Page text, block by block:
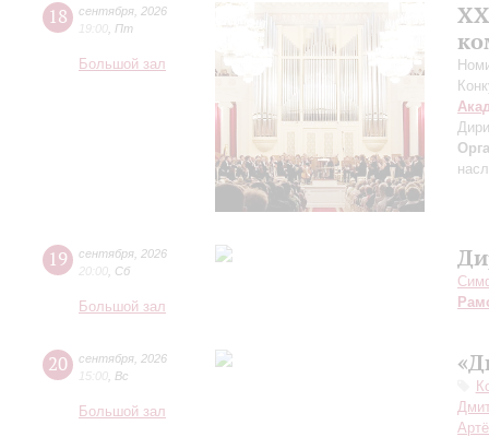
18 сентября 2026
19:00 Пт
Большой зал
19 сентября 2026
20:00 Сб
Большой зал
20 сентября 2026
15:00 Вс
Большой зал